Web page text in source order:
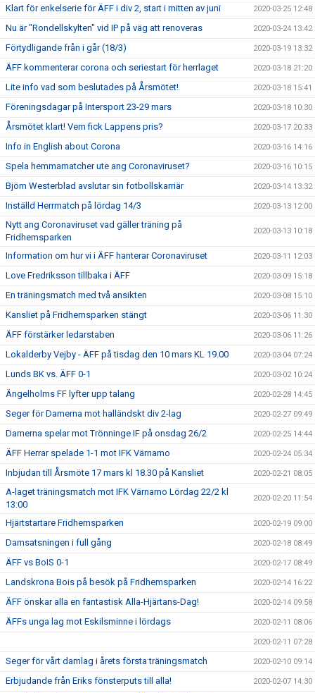
Klart för enkelserie för ÄFF i div 2, start i mitten av juni 2020-03-25 12:48
Nu är "Rondellskylten" vid IP på väg att renoveras 2020-03-24 13:42
Förtydligande från i går (18/3) 2020-03-19 13:32
ÄFF kommenterar corona och seriestart för herrlaget 2020-03-18 21:20
Lite info vad som beslutades på Årsmötet! 2020-03-18 15:41
Föreningsdagar på Intersport 23-29 mars 2020-03-18 10:30
Årsmötet klart! Vem fick Lappens pris? 2020-03-17 20:33
Info in English about Corona 2020-03-16 14:16
Spela hemmamatcher ute ang Coronaviruset? 2020-03-16 10:15
Björn Westerblad avslutar sin fotbollskarriär 2020-03-14 13:32
Inställd Herrmatch på lördag 14/3 2020-03-13 12:00
Nytt ang Coronaviruset vad gäller träning på
Fridhemsparken
2020-03-13 10:18
Information om hur vi i ÄFF hanterar Coronaviruset 2020-03-11 12:03
Love Fredriksson tillbaka i ÄFF 2020-03-09 15:18
En träningsmatch med två ansikten 2020-03-08 15:10
Kansliet på Fridhemsparken stängt 2020-03-06 11:30
ÄFF förstärker ledarstaben 2020-03-06 11:26
Lokalderby Vejby - ÄFF på tisdag den 10 mars KL 19.00 2020-03-04 07:24
Lunds BK vs. ÄFF 0-1 2020-03-02 10:24
Ängelholms FF lyfter upp talang 2020-02-28 14:45
Seger för Damerna mot halländskt div 2-lag 2020-02-27 09:49
Damerna spelar mot Trönninge IF på onsdag 26/2 2020-02-25 14:44
ÄFF Herrar spelade 1-1 mot IFK Värnamo 2020-02-24 05:34
Inbjudan till Årsmöte 17 mars kl 18.30 på Kansliet 2020-02-21 08:05
A-laget träningsmatch mot IFK Värnamo Lördag 22/2 kl
13:00
2020-02-20 11:54
Hjärtstartare Fridhemsparken 2020-02-19 09:00
Damsatsningen i full gång 2020-02-18 08:49
ÄFF vs BoIS 0-1 2020-02-17 08:49
Landskrona Bois på besök på Fridhemsparken 2020-02-14 16:22
ÄFF önskar alla en fantastisk Alla-Hjärtans-Dag! 2020-02-14 09:58
ÄFFs unga lag mot Eskilsminne i lördags 2020-02-11 08:06
2020-02-11 07:28
Seger för vårt damlag i årets första träningsmatch 2020-02-10 09:14
Erbjudande från Eriks fönsterputs till alla! 2020-02-07 14:30